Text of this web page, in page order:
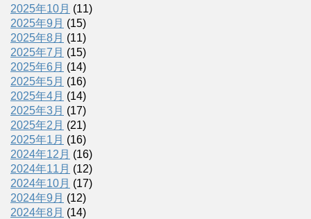
2025年10月 (11)
2025年9月 (15)
2025年8月 (11)
2025年7月 (15)
2025年6月 (14)
2025年5月 (16)
2025年4月 (14)
2025年3月 (17)
2025年2月 (21)
2025年1月 (16)
2024年12月 (16)
2024年11月 (12)
2024年10月 (17)
2024年9月 (12)
2024年8月 (14)